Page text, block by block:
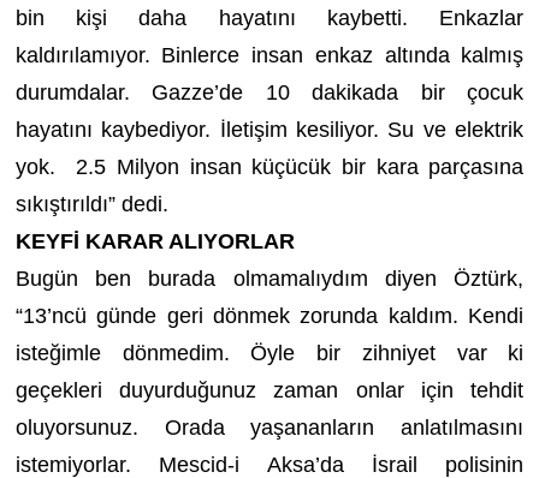
bin kişi daha hayatını kaybetti. Enkazlar
kaldırılamıyor. Binlerce insan enkaz altında kalmış
durumdalar. Gazze’de 10 dakikada bir çocuk
hayatını kaybediyor. İletişim kesiliyor. Su ve elektrik
yok. 2.5 Milyon insan küçücük bir kara parçasına
sıkıştırıldı” dedi.
KEYFİ KARAR ALIYORLAR
Bugün ben burada olmamalıydım diyen Öztürk,
“13’ncü günde geri dönmek zorunda kaldım. Kendi
isteğimle dönmedim. Öyle bir zihniyet var ki
geçekleri duyurduğunuz zaman onlar için tehdit
oluyorsunuz. Orada yaşananların anlatılmasını
istemiyorlar. Mescid-i Aksa’da İsrail polisinin